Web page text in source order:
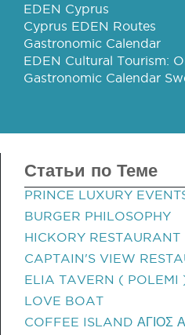
EDEN Cyprus
Cyprus EDEN Routes
Gastronomic Calendar
EDEN Cultural Tourism:
Gastronomic Calendar
Статьи по Теме
PRINCE LUXURY
BURGER PHILOSOPHY
HICKORY RESTAURANT
CAPTAIN'S VIEW
ELIA TAVERN ( POLEMI
LOVE BOAT
COFFEE ISLAND ΑΓΙΟΣ